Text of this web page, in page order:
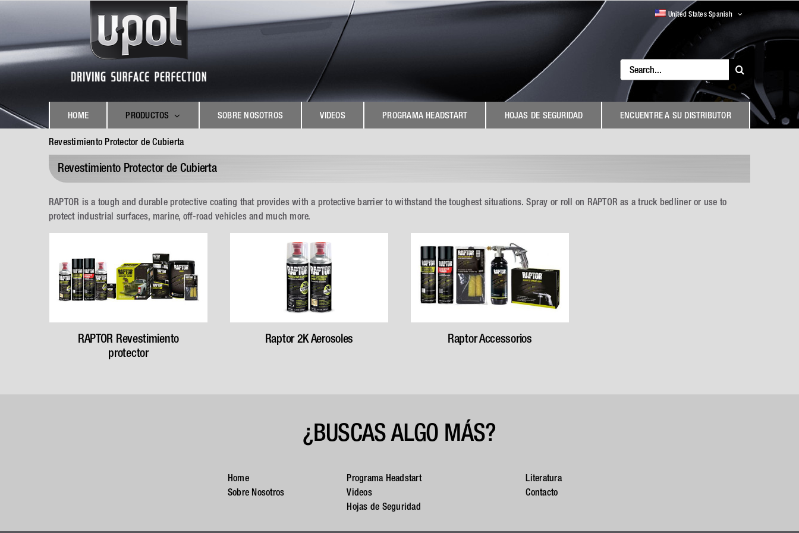
United States Spanish
Search
for:
HOME PRODUCTOS SOBRE NOSOTROS VIDEOS PROGRAMA HEADSTART HOJAS DE SEGURIDAD ENCUENTRE A SU DISTRIBUTOR
Revestimiento Protector de Cubierta
Revestimiento Protector de Cubierta
RAPTOR is a tough and durable protective coating that provides with a protective barrier to withstand the toughest situations. Spray or roll on RAPTOR as a truck bedliner or use to
protect industrial surfaces, marine, off-road vehicles and much more.
RAPTOR Revestimiento
protector
Raptor 2K Aerosoles Raptor Accessorios
¿BUSCAS ALGO MÁS?
Home
Sobre Nosotros
Programa Headstart
Videos
Hojas de Seguridad
Literatura
Contacto